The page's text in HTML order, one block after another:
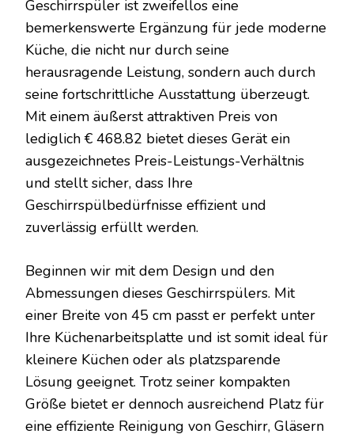
Geschirrspüler ist zweifellos eine
bemerkenswerte Ergänzung für jede moderne
Küche, die nicht nur durch seine
herausragende Leistung, sondern auch durch
seine fortschrittliche Ausstattung überzeugt.
Mit einem äußerst attraktiven Preis von
lediglich € 468.82 bietet dieses Gerät ein
ausgezeichnetes Preis-Leistungs-Verhältnis
und stellt sicher, dass Ihre
Geschirrspülbedürfnisse effizient und
zuverlässig erfüllt werden.
Beginnen wir mit dem Design und den
Abmessungen dieses Geschirrspülers. Mit
einer Breite von 45 cm passt er perfekt unter
Ihre Küchenarbeitsplatte und ist somit ideal für
kleinere Küchen oder als platzsparende
Lösung geeignet. Trotz seiner kompakten
Größe bietet er dennoch ausreichend Platz für
eine effiziente Reinigung von Geschirr, Gläsern